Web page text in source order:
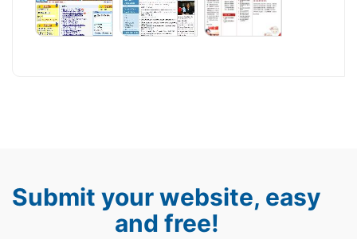
Submit your website, easy
and free!